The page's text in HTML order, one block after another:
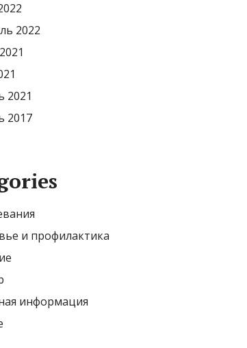
2022
2021
2017
и профилактика
информация